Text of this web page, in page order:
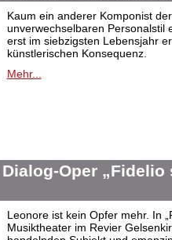
Kaum ein anderer Komponist
unverwechselbaren Personalstil
erst im siebzigsten Lebensjahr
künstlerischen Konsequenz.
Mehr...
Oper „Fidelio
Leonore ist kein Opfer mehr. In
Musiktheater im Revier